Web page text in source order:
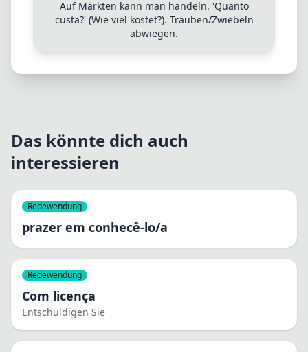
Auf Märkten kann man handeln. 'Quanto
custa?' (Wie viel kostet?). Trauben/Zwiebeln
abwiegen.
Das könnte dich auch
interessieren
Redewendung
prazer em conhecê-lo/a
Redewendung
Com licença
Entschuldigen Sie